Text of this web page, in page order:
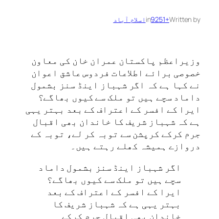
Written by
+9251
in اسلام آباد
وزیراعظم پاکستان عمران خان کی معاون
خصوصی برائے اطلاعات فردوس عاشق اعوان
نے کہا ہے کہ اگر شہباز اینڈ سنز بشمول
داماد سچے ہیں تو ملک سے کیوں بھاگے؟
ایرا کے افسر کے اعتراف کے بعد بہتر یہی
ہے کہ شہباز شریف کا خاندان بھی اقبال
جرم کرکے کرپشن سے توبہ کر لے، توبہ کے
دروازے ہمیشہ کھلے رہتے ہیں۔
اگر شہباز اینڈ سنز بشمول داماد
سچے ہیں تو ملک سے کیوں بھاگے؟
ایرا کے افسر کے اعتراف کے بعد
بہتر یہی ہے کہ شہباز شریف کا
خاندان بھی اقبال جرم کرکے